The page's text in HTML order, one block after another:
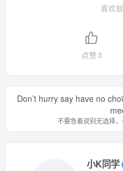
喜欢
点赞3
Don’t hurry say have no
不要急着说别无选择
小K同学